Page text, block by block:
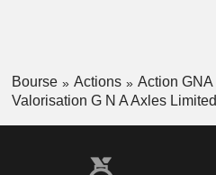
Bourse Actions
Action GNA
Valorisation G N A Axles Limited